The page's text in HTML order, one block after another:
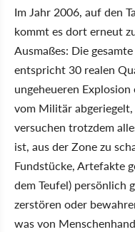
Im Jahr 2006, auf den
kommt es dort erneut
Ausmaßes: Die
entspricht 30 realen
ungeheueren
vom Militär
versuchen trotzdem
ist, aus der Zone zu
Fundstücke, Artefakte
dem Teufel) persönlich
zerstören oder
was von